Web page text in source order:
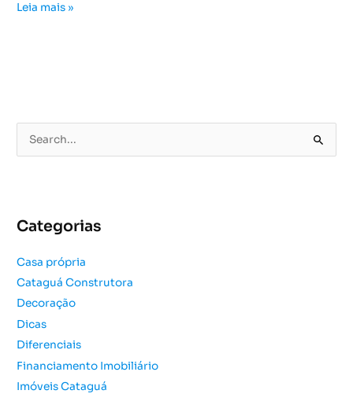
Leia mais »
e
i
a
r
p
o
r
Categorias
Casa própria
Cataguá Construtora
Decoração
Dicas
Diferenciais
Financiamento Imobiliário
Imóveis Cataguá